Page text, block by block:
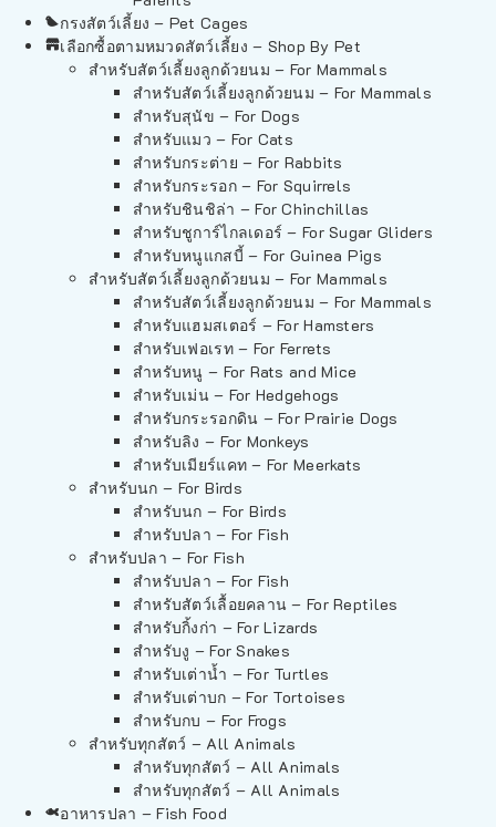
กรงสัตว์เลี้ยง – Pet Cages
เลือกซื้อตามหมวดสัตว์เลี้ยง – Shop By Pet
สำหรับสัตว์เลี้ยงลูกด้วยนม – For Mammals
สำหรับสัตว์เลี้ยงลูกด้วยนม – For Mammals
สำหรับสุนัข – For Dogs
สำหรับแมว – For Cats
สำหรับกระต่าย – For Rabbits
สำหรับกระรอก – For Squirrels
สำหรับชินชิล่า – For Chinchillas
สำหรับชูการ์ไกลเดอร์ – For Sugar Gliders
สำหรับหนูแกสบี้ – For Guinea Pigs
สำหรับสัตว์เลี้ยงลูกด้วยนม – For Mammals
สำหรับสัตว์เลี้ยงลูกด้วยนม – For Mammals
สำหรับแฮมสเตอร์ – For Hamsters
สำหรับเฟอเรท – For Ferrets
สำหรับหนู – For Rats and Mice
สำหรับเม่น – For Hedgehogs
สำหรับกระรอกดิน – For Prairie Dogs
สำหรับลิง – For Monkeys
สำหรับเมียร์แคท – For Meerkats
สำหรับนก – For Birds
สำหรับนก – For Birds
สำหรับปลา – For Fish
สำหรับปลา – For Fish
สำหรับปลา – For Fish
สำหรับสัตว์เลื้อยคลาน – For Reptiles
สำหรับกิ้งก่า – For Lizards
สำหรับงู – For Snakes
สำหรับเต่าน้ำ – For Turtles
สำหรับเต่าบก – For Tortoises
สำหรับกบ – For Frogs
สำหรับทุกสัตว์ – All Animals
สำหรับทุกสัตว์ – All Animals
สำหรับทุกสัตว์ – All Animals
อาหารปลา – Fish Food